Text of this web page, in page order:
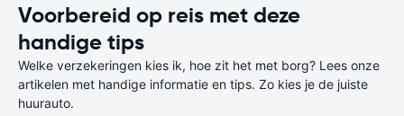
Voorbereid op reis met deze
handige tips
Welke verzekeringen kies ik, hoe zit het met borg? Lees onze
artikelen met handige informatie en tips. Zo kies je de juiste
huurauto.